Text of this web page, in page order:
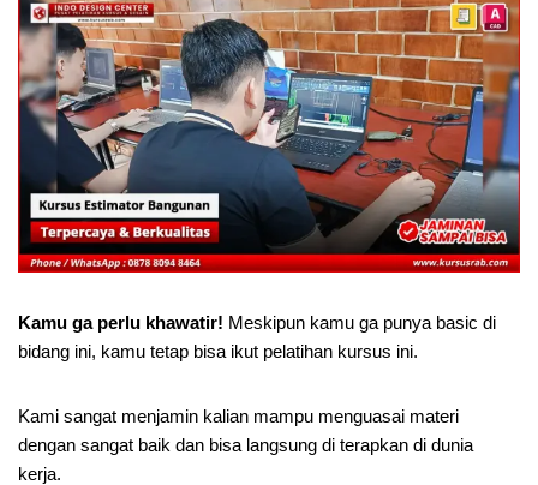
Kamu ga perlu khawatir! Meskipun kamu ga punya basic di
bidang ini, kamu tetap bisa ikut pelatihan kursus ini.
Kami sangat menjamin kalian mampu menguasai materi
dengan sangat baik dan bisa langsung di terapkan di dunia
kerja.